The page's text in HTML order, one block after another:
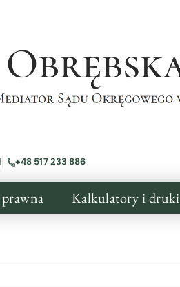
+48 517 233 886
Kalkulatory i druki